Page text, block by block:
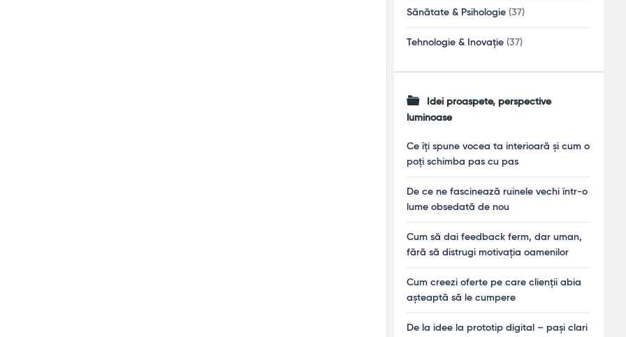
Sănătate & Psihologie (37)
Tehnologie & Inovație (37)
Idei proaspete, perspective
luminoase
Ce îți spune vocea ta interioară și cum o
poți schimba pas cu pas
De ce ne fascinează ruinele vechi într-o
lume obsedată de nou
Cum să dai feedback ferm, dar uman,
fără să distrugi motivația oamenilor
Cum creezi oferte pe care clienții abia
așteaptă să le cumpere
De la idee la prototip digital – pași clari